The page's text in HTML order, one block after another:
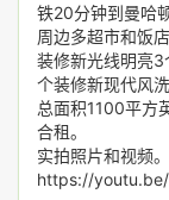
铁20分钟到曼哈
周边多超市和饭
装修新光线明亮
个装修新现代风洗
总面积1100平方
合租。
实拍照片和视频。
https://